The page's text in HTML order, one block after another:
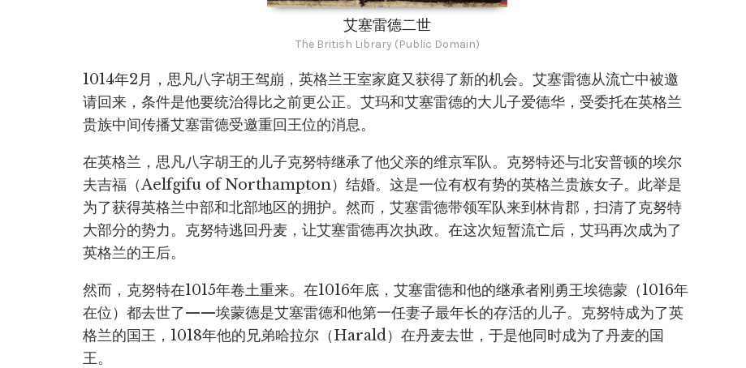
艾塞雷德二世
The British Library (Public Domain)
1014年2月，思凡八字胡王驾崩，英格兰王室家庭又获得了新的机会。艾塞雷德从流亡中被邀
请回来，条件是他要统治得比之前更公正。艾玛和艾塞雷德的大儿子爱德华，受委托在英格兰
贵族中间传播艾塞雷德受邀重回王位的消息。
在英格兰，思凡八字胡王的儿子克努特继承了他父亲的维京军队。克努特还与北安普顿的埃尔
夫吉福（Aelfgifu of Northampton）结婚。这是一位有权有势的英格兰贵族女子。此举是
为了获得英格兰中部和北部地区的拥护。然而，艾塞雷德带领军队来到林肯郡，扫清了克努特
大部分的势力。克努特逃回丹麦，让艾塞雷德再次执政。在这次短暂流亡后，艾玛再次成为了
英格兰的王后。
然而，克努特在1015年卷土重来。在1016年底，艾塞雷德和他的继承者刚勇王埃德蒙（1016年
在位）都去世了——埃蒙德是艾塞雷德和他第一任妻子最年长的存活的儿子。克努特成为了英
格兰的国王，1018年他的兄弟哈拉尔（Harald）在丹麦去世，于是他同时成为了丹麦的国
王。